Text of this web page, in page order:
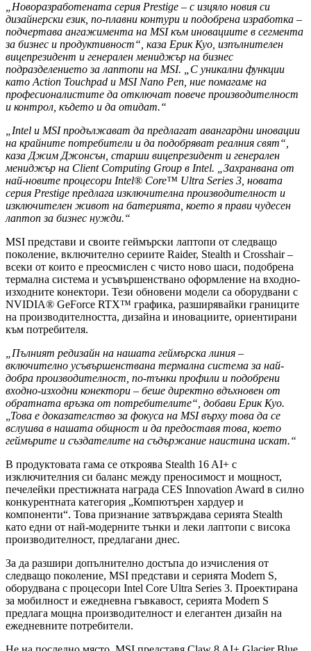
„Новоразработената серия Prestige – с изцяло новия си
дизайнерски език, по-плавни контури и подобрена изработка –
подчертава ангажимента на MSI към иновациите в сегмента
за бизнес и продуктивност“, каза Ерик Куо, изпълнителен
вицепрезидент и генерален мениджър на бизнес
подразделението за лаптопи на MSI. „С уникални функции
като Action Touchpad и MSI Nano Pen, ние помагаме на
професионалистите да отключат повече производителност
и контрол, където и да отидат.“
„Intel и MSI продължават да предлагат авангардни иновации
на крайните потребители и да подобряват реалния свят“,
каза Джим Джонсън, старши вицепрезидент и генерален
мениджър на Client Computing Group в Intel. „Захранвана от
най-новите процесори Intel® Core™ Ultra Series 3, новата
серия Prestige предлага изключителна производителност и
изключителен живот на батерията, което я прави чудесен
лаптоп за бизнес нужди.“
MSI представи и своите геймърски лаптопи от следващо
поколение, включително сериите Raider, Stealth и Crosshair –
всеки от които е преосмислен с чисто ново шаси, подобрена
термална система и усъвършенствано оформление на входно-
изходните конектори. Тези обновени модели са оборудвани с
NVIDIA® GeForce RTX™ графика, разширявайки границите
на производителността, дизайна и иновациите, ориентирани
към потребителя.
„Пълният редизайн на нашата геймърска линия –
включително усъвършенствана термална система за най-
добра производителност, по-тънки профили и подобрени
входно-изходни конектори – беше директно вдъхновен от
обратната връзка от потребителите“, добави Ерик Куо.
„Това е доказателство за фокуса на MSI върху това да се
вслушва в нашата общност и да предоставя това, което
геймърите и създателите на съдържание наистина искат.“
В продуктовата гама се откроява Stealth 16 AI+ с
изключителния си баланс между преносимост и мощност,
печелейки престижната награда CES Innovation Award в силно
конкурентната категория „Компютърен хардуер и
компоненти“. Това признание затвърждава серията Stealth
като едни от най-модерните тънки и леки лаптопи с висока
производителност, предлагани днес.
За да разшири допълнително достъпа до изчисления от
следващо поколение, MSI представи и серията Modern S,
оборудвана с процесори Intel Core Ultra Series 3. Проектирана
за мобилност и ежедневна гъвкавост, серията Modern S
предлага мощна производителност и елегантен дизайн на
ежедневните потребители.